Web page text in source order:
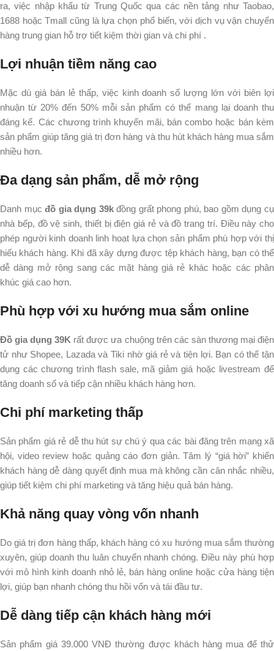
ra, việc nhập khẩu từ Trung Quốc qua các nền tảng như Taobao,
1688 hoặc Tmall cũng là lựa chọn phổ biến, với dịch vụ vận chuyển
hàng trung gian hỗ trợ tiết kiệm thời gian và chi phí .​
Lợi nhuận tiềm năng cao
Mặc dù giá bán lẻ thấp, việc kinh doanh số lượng lớn với biên lợi
nhuận từ 20% đến 50% mỗi sản phẩm có thể mang lại doanh thu
đáng kể. Các chương trình khuyến mãi, bán combo hoặc bán kèm
sản phẩm giúp tăng giá trị đơn hàng và thu hút khách hàng mua sắm
nhiều hơn.​
Đa dạng sản phẩm, dễ mở rộng
Danh mụcđồ gia dụng 39kđồng grất phong phú, bao gồm dụng cụ
nhà bếp, đồ vệ sinh, thiết bị điện giá rẻ và đồ trang trí. Điều này cho
phép người kinh doanh linh hoạt lựa chọn sản phẩm phù hợp với thị
hiếu khách hàng. Khi đã xây dựng được tệp khách hàng, bạn có thể
dễ dàng mở rộng sang các mặt hàng giá rẻ khác hoặc các phân
khúc giá cao hơn.​
Phù hợp với xu hướng mua sắm online
Đồ gia dụng 39K rất được ưa chuộng trên các sàn thương mại điện
tử như Shopee, Lazada và Tiki nhờ giá rẻ và tiện lợi. Bạn có thể tận
dụng các chương trình flash sale, mã giảm giá hoặc livestream để
tăng doanh số và tiếp cận nhiều khách hàng hơn.​
Chi phí marketing thấp
Sản phẩm giá rẻ dễ thu hút sự chú ý qua các bài đăng trên mạng xã
hội, video review hoặc quảng cáo đơn giản. Tâm lý “giá hời” khiến
khách hàng dễ dàng quyết định mua mà không cần cân nhắc nhiều,
giúp tiết kiệm chi phí marketing và tăng hiệu quả bán hàng.​
Khả năng quay vòng vốn nhanh
Do giá trị đơn hàng thấp, khách hàng có xu hướng mua sắm thường
xuyên, giúp doanh thu luân chuyển nhanh chóng. Điều này phù hợp
với mô hình kinh doanh nhỏ lẻ, bán hàng online hoặc cửa hàng tiện
lợi, giúp bạn nhanh chóng thu hồi vốn và tái đầu tư.​
Dễ dàng tiếp cận khách hàng mới
Sản phẩm giá 39.000 VNĐ thường được khách hàng mua để thử